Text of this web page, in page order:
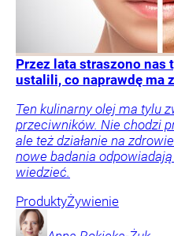
Przez lata straszono nas
ustalili, co naprawdę ma
Ten kulinarny olej ma tylu
przeciwników. Nie chodzi
ale też działanie na
nowe badania
wiedzieć.
ProduktyŻywienie